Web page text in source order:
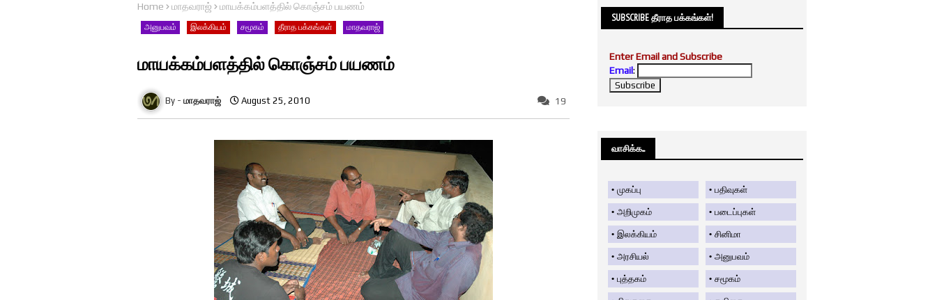
Home மாதவராஜ் மாயக்கம்பளத்தில் கொஞ்சம் பயணம்
அனுபவம் இலக்கியம் சமூகம் தீராத பக்கங்கள் மாதவராஜ்
மாயக்கம்பளத்தில் கொஞ்சம் பயணம்
மாதவராஜ் August 25, 2010 19
SUBSCRIBE தீராத பக்கங்கள்!
Enter Email and Subscribe
Email:
வாசிக்க....
முகப்பு பதிவுகள்
அறிமுகம் படைப்புகள்
இலக்கியம் சினிமா
அரசியல் அனுபவம்
புத்தகம் சமூகம்